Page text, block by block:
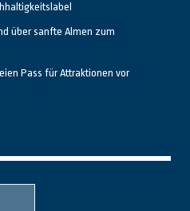
über sanfte Almen zum
Pass für Attraktionen vor